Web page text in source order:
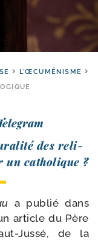
L'ŒCUMÉNISME
des reli­
un catholique ?
a publié dans
article du Père
​Jussé, de la